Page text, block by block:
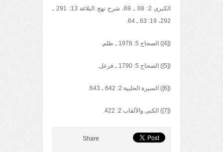
الكبرى 2: 68 ـ 69، شرح نهج البلاغة 13: 291 ـ
292، 19: 63 ـ 64.
([4]) الصحاح 5: 1978 ـ طلم.
([5]) الصحاح 5: 1790 ـ فرعل.
([6]) السيرة الحلبية 2: 642 ـ 643.
([7]) الكنى والألقاب 2: 422.
Share